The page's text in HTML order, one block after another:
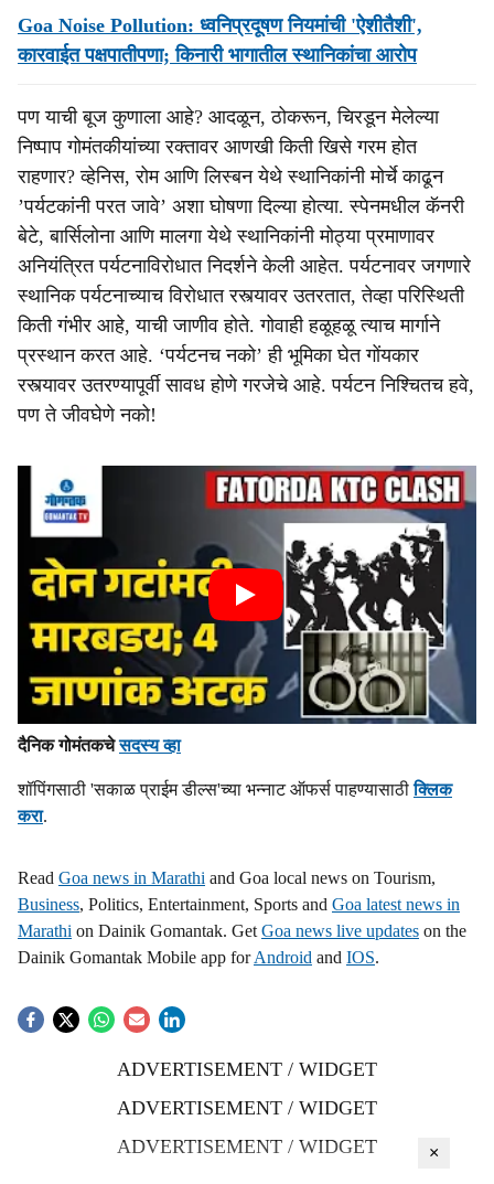
Goa Noise Pollution: ध्वनिप्रदूषण नियमांची 'ऐशीतैशी',
कारवाईत पक्षपातीपणा; किनारी भागातील स्थानिकांचा आरोप
पण याची बूज कुणाला आहे? आदळून, ठोकरून, चिरडून मेलेल्या
निष्पाप गोमंतकीयांच्या रक्तावर आणखी किती खिसे गरम होत
राहणार? व्हेनिस, रोम आणि लिस्बन येथे स्थानिकांनी मोर्चे काढून
’पर्यटकांनी परत जावे’ अशा घोषणा दिल्या होत्या. स्पेनमधील कॅनरी
बेटे, बार्सिलोना आणि मालगा येथे स्थानिकांनी मोठ्या प्रमाणावर
अनियंत्रित पर्यटनाविरोधात निदर्शने केली आहेत. पर्यटनावर जगणारे
स्थानिक पर्यटनाच्याच विरोधात रस्त्यावर उतरतात, तेव्हा परिस्थिती
किती गंभीर आहे, याची जाणीव होते. गोवाही हळूहळू त्याच मार्गाने
प्रस्थान करत आहे. ‘पर्यटनच नको’ ही भूमिका घेत गोंयकार
रस्त्यावर उतरण्यापूर्वी सावध होणे गरजेचे आहे. पर्यटन निश्‍चितच हवे,
पण ते जीवघेणे नको!
दैनिक गोमंतकचेसदस्य व्हा
शॉपिंगसाठी 'सकाळ प्राईम डील्स'च्या भन्नाट ऑफर्स पाहण्यासाठीक्लिक
करा.
Read Goa news in Marathi and Goa local news on Tourism,
Business, Politics, Entertainment, Sports and Goa latest news in
Marathi on Dainik Gomantak. Get Goa news live updates on the
Dainik Gomantak Mobile app forAndroid and IOS.
ADVERTISEMENT / WIDGET
ADVERTISEMENT / WIDGET
ADVERTISEMENT / WIDGET
×